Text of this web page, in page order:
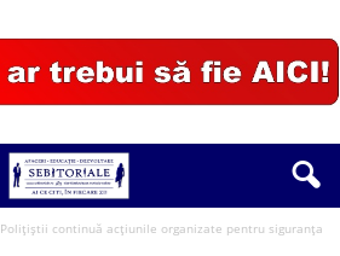
Polițiștii continuă acțiunile organizate pentru siguranța